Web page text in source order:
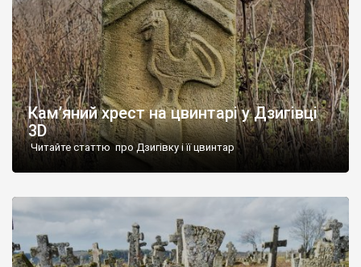
Кам’яний хрест на цвинтарі у Дзигівці
3D
Читайте статтю про Дзигівку і її цвинтар